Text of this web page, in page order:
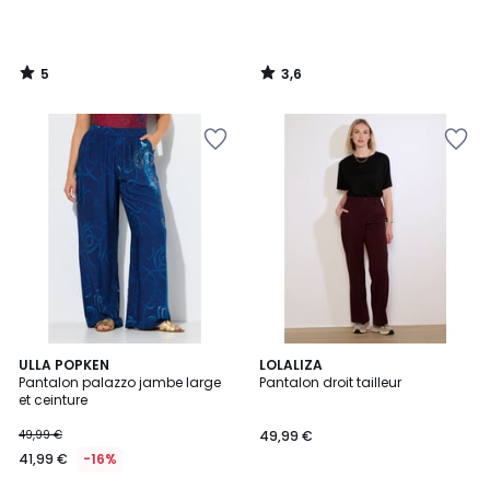
5
/
3,6
/
ULLA POPKEN
Pantalon palazzo jambe large
et ceinture
49,99 €
41,99 € -16%
LOLALIZA
Pantalon droit tailleur
49,99 €
5
Couleurs